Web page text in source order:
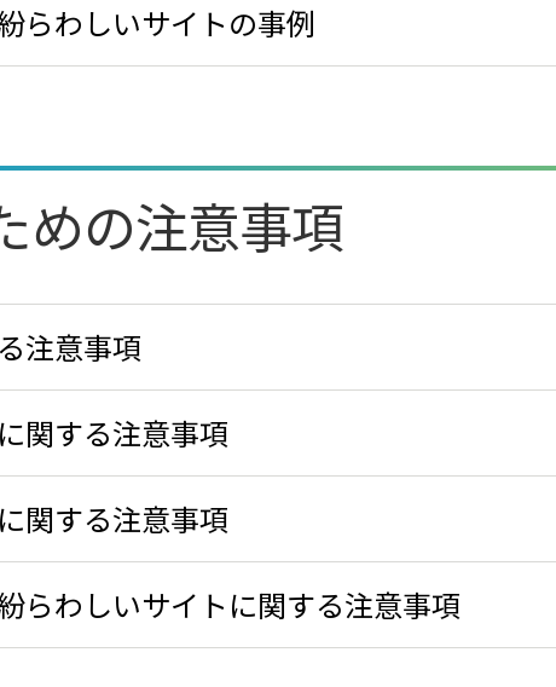
らわしいサイトの事例
めの注意事項
注意事項
関する注意事項
関する注意事項
らわしいサイトに関する注意事項